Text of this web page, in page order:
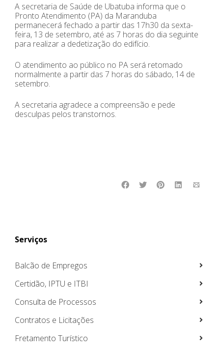
A secretaria de Saúde de Ubatuba informa que o
Pronto Atendimento (PA) da Maranduba
permanecerá fechado a partir das 17h30 da sexta-
feira, 13 de setembro, até as 7 horas do dia seguinte
para realizar a dedetização do edifício.
O atendimento ao público no PA será retomado
normalmente a partir das 7 horas do sábado, 14 de
setembro.
A secretaria agradece a compreensão e pede
desculpas pelos transtornos.
Serviços
Balcão de Empregos
Certidão, IPTU e ITBI
Consulta de Processos
Contratos e Licitações
Fretamento Turístico